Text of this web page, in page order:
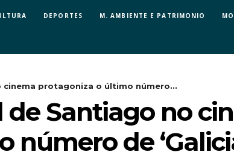
DEPORTES M. AMBIENTE E PATRIMONIO
cinema protagoniza o último número...
Santiago no
de